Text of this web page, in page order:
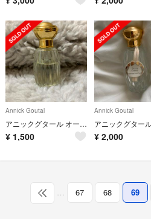
Annick Goutal
アニックグタール オードパルファム プチシェリー
¥ 1,500
Annick Goutal
¥ 2,000
… 67 68 69